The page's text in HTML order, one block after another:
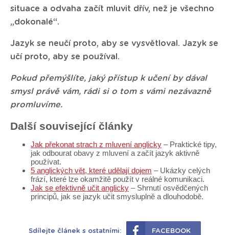
situace a odvaha začít mluvit dřív, než je všechno
„dokonalé“.
Jazyk se neučí proto, aby se vysvětloval. Jazyk se
učí proto, aby se používal.
Pokud přemýšlíte, jaký přístup k učení by dával
smysl právě vám, rádi si o tom s vámi nezávazně
promluvíme.
Další související články
Jak překonat strach z mluvení anglicky – Praktické tipy,
jak odbourat obavy z mluvení a začít jazyk aktivně
používat.
5 anglických vět, které udělají dojem – Ukázky celých
frází, které lze okamžitě použít v reálné komunikaci.
Jak se efektivně učit anglicky – Shrnutí osvědčených
principů, jak se jazyk učit smysluplně a dlouhodobě.
Sdílejte článek s ostatními: FACEBOOK